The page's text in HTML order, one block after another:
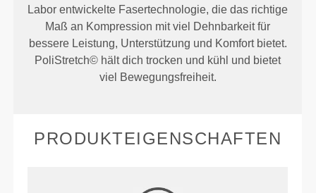
Labor entwickelte Fasertechnologie, die das richtige
Maß an Kompression mit viel Dehnbarkeit für
bessere Leistung, Unterstützung und Komfort bietet.
PoliStretch© hält dich trocken und kühl und bietet
viel Bewegungsfreiheit.
PRODUKTEIGENSCHAFTEN